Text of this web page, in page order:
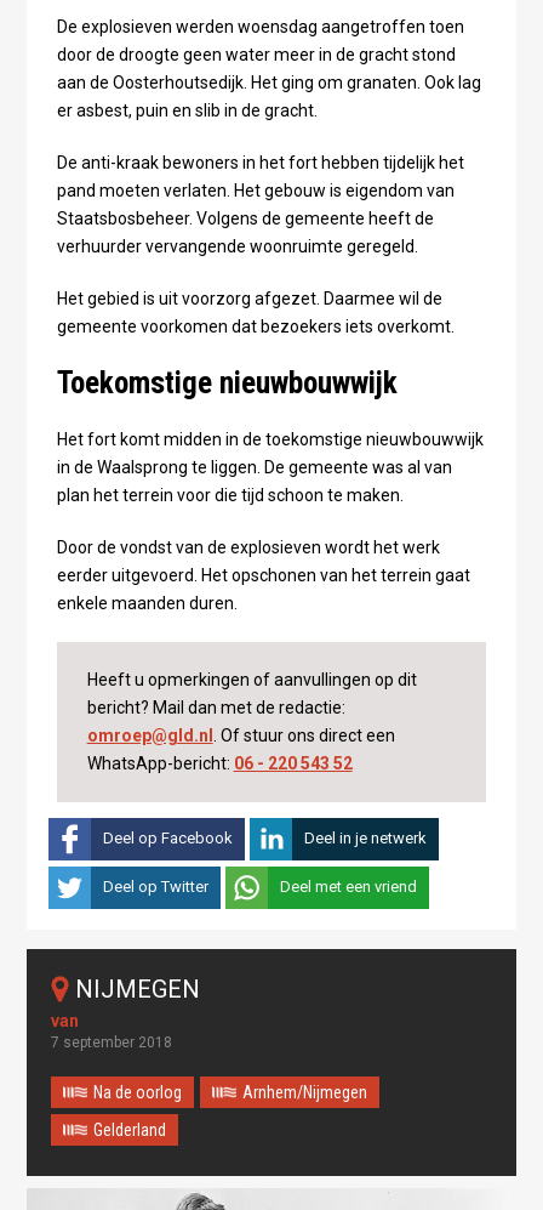
De explosieven werden woensdag aangetroffen toen
door de droogte geen water meer in de gracht stond
aan de Oosterhoutsedijk. Het ging om granaten. Ook lag
er asbest, puin en slib in de gracht.
De anti-kraak bewoners in het fort hebben tijdelijk het
pand moeten verlaten. Het gebouw is eigendom van
Staatsbosbeheer. Volgens de gemeente heeft de
verhuurder vervangende woonruimte geregeld.
Het gebied is uit voorzorg afgezet. Daarmee wil de
gemeente voorkomen dat bezoekers iets overkomt.
Toekomstige nieuwbouwwijk
Het fort komt midden in de toekomstige nieuwbouwwijk
in de Waalsprong te liggen. De gemeente was al van
plan het terrein voor die tijd schoon te maken.
Door de vondst van de explosieven wordt het werk
eerder uitgevoerd. Het opschonen van het terrein gaat
enkele maanden duren.
Heeft u opmerkingen of aanvullingen op dit
bericht? Mail dan met de redactie:
omroep@gld.nl . Of stuur ons direct een
WhatsApp-bericht: 06 - 220 543 52
Deel op Facebook Deel in je netwerk
Deel op Twitter Deel met een vriend
NIJMEGEN
7 september 2018
Na de oorlog
Arnhem/Nijmegen
Gelderland